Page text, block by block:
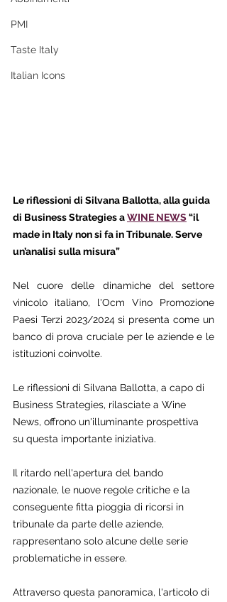
PMI
Taste Italy
Italian Icons
Le riflessioni di Silvana Ballotta, alla guida
di Business Strategies a WINE NEWS “il
made in Italy non si fa in Tribunale. Serve
un’analisi sulla misura”
Nel cuore delle dinamiche del settore
vinicolo italiano, l'Ocm Vino Promozione
Paesi Terzi 2023/2024 si presenta come un
banco di prova cruciale per le aziende e le
istituzioni coinvolte.
Le riflessioni di Silvana Ballotta, a capo di
Business Strategies, rilasciate a Wine
News, offrono un'illuminante prospettiva
su questa importante iniziativa.
Il ritardo nell'apertura del bando
nazionale, le nuove regole critiche e la
conseguente fitta pioggia di ricorsi in
tribunale da parte delle aziende,
rappresentano solo alcune delle serie
problematiche in essere.
Attraverso questa panoramica, l'articolo di